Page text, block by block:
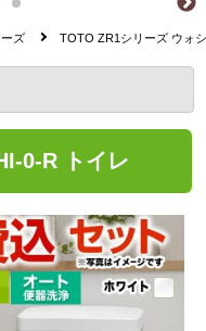
ズ TOTO ZR1シリーズ ウォ
0-R トイレ